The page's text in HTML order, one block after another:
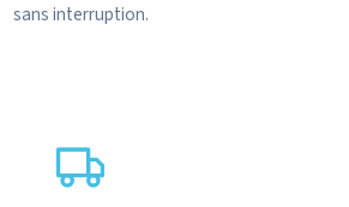
sans interruption.